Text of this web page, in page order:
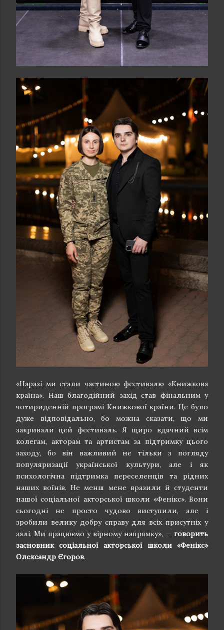
«Наразі ми стали частиною фестивалю «Книжкова
країна». Наш благодійний захід став фінальним у
чотириденній програмі Книжкової країни. Це було
дуже відповідально, бо можна сказати, що ми
закривали цей фестиваль. Я щиро вдячний всім
колегам, акторам та артистам за підтримку цього
заходу, бо він важливий не тільки з погляду
популяризації української культури, але і як
психологічна підтримка переселенців та рідних
наших воїнів. Не менш мене вразили й студенти
нашої соціальної акторської школи «Фенікс». Вони
сьогодні не просто чудово виступили, але і
зробили велику добру справу для всіх присутніх у
залі. Ми працюємо у вірному напрямку», — говорить
засновник соціальної акторської школи «Фенікс»
Олександр Єгоров.